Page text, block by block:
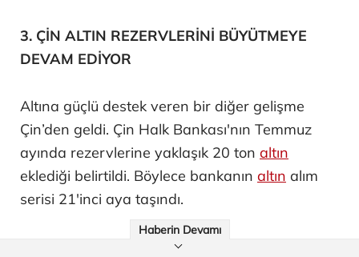
3. ÇİN ALTIN REZERVLERİNİ BÜYÜTMEYE
DEVAM EDİYOR
Altına güçlü destek veren bir diğer gelişme
Çin’den geldi. Çin Halk Bankası'nın Temmuz
ayında rezervlerine yaklaşık 20 ton altın
eklediği belirtildi. Böylece bankanın altın alım
serisi 21'inci aya taşındı.
Haberin Devamı